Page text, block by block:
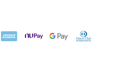
AMEX NuPay Google PayDiners Club